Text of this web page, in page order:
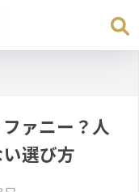
ァニー？人
選び方